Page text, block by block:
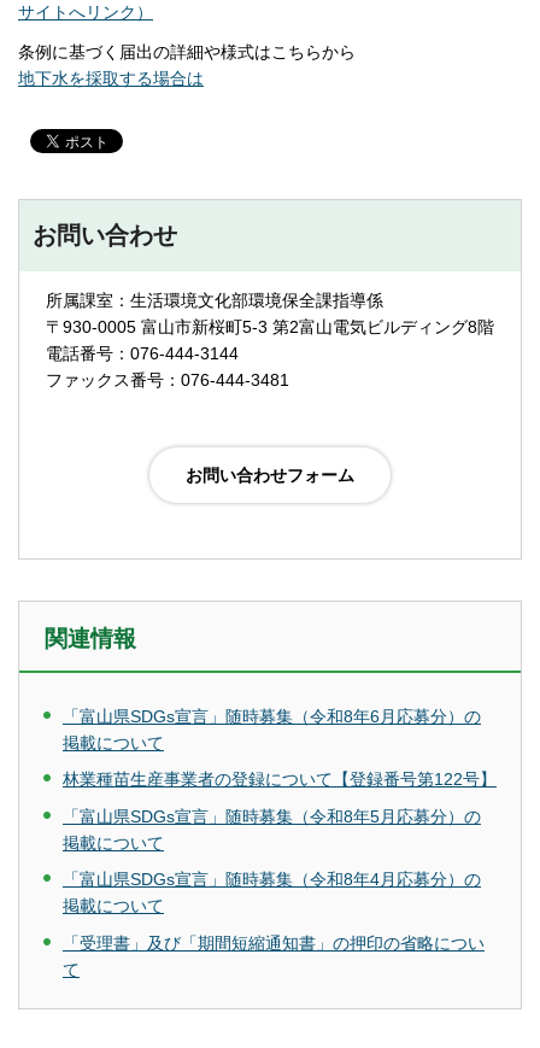
サイトへリンク）
条例に基づく届出の詳細や様式はこちらから
地下水を採取する場合は
お問い合わせ
所属課室：生活環境文化部環境保全課指導係
〒930-0005 富山市新桜町5-3 第2富山電気ビルディング8階
電話番号：076-444-3144
ファックス番号：076-444-3481
関連情報
「富山県SDGs宣言」随時募集（令和8年6月応募分）の
掲載について
林業種苗生産事業者の登録について【登録番号第122号】
「富山県SDGs宣言」随時募集（令和8年5月応募分）の
掲載について
「富山県SDGs宣言」随時募集（令和8年4月応募分）の
掲載について
「受理書」及び「期間短縮通知書」の押印の省略につい
て